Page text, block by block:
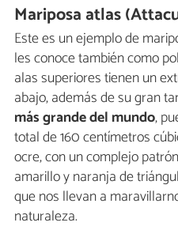
Mariposa atlas
Este es un ejemplo de
les conoce también como
alas superiores tienen un
abajo, además de su gran
más grande del mundo,
total de 160 centímetros
ocre, con un complejo
amarillo y naranja de
que nos llevan a
naturaleza.